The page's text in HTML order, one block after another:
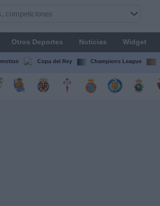
Otros Deportes Noticias Widget
Copa del Rey Champions League